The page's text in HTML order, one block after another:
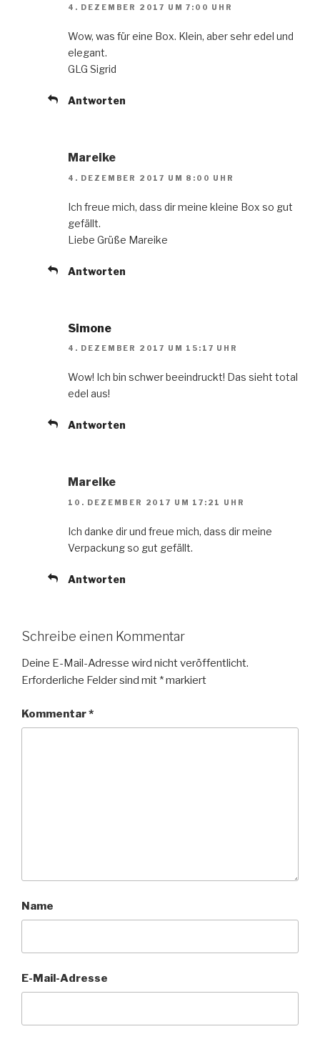
4. DEZEMBER 2017 UM 7:00 UHR
Wow, was für eine Box. Klein, aber sehr edel und
elegant.
GLG Sigrid
Antworten
Mareike
4. DEZEMBER 2017 UM 8:00 UHR
Ich freue mich, dass dir meine kleine Box so gut
gefällt.
Liebe Grüße Mareike
Antworten
Simone
4. DEZEMBER 2017 UM 15:17 UHR
Wow! Ich bin schwer beeindruckt! Das sieht total
edel aus!
Antworten
Mareike
10. DEZEMBER 2017 UM 17:21 UHR
Ich danke dir und freue mich, dass dir meine
Verpackung so gut gefällt.
Antworten
Schreibe einen Kommentar
Deine E-Mail-Adresse wird nicht veröffentlicht.
Erforderliche Felder sind mit *markiert
Kommentar*
Name
E-Mail-Adresse